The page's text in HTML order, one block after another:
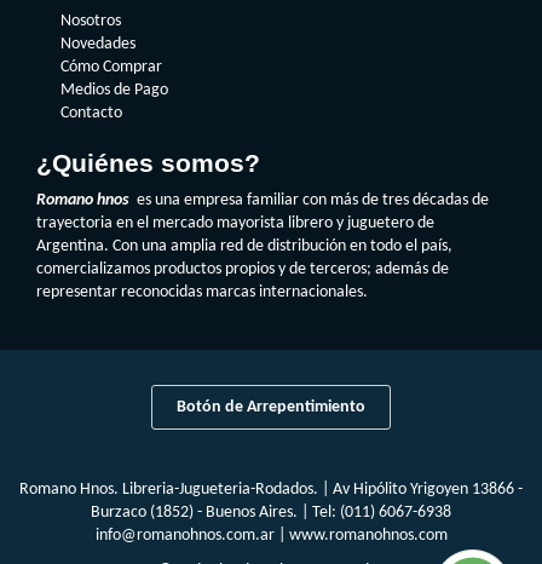
Nosotros
Novedades
Cómo Comprar
Medios de Pago
Contacto
¿Quiénes somos?
Romano hnos es una empresa familiar con más de tres décadas de
trayectoria en el mercado mayorista librero y juguetero de
Argentina. Con una amplia red de distribución en todo el país,
comercializamos productos propios y de terceros; además de
representar reconocidas marcas internacionales.
Botón de Arrepentimiento
Romano Hnos. Libreria-Jugueteria-Rodados. | Av Hipólito Yrigoyen 13866 -
Burzaco (1852) - Buenos Aires. | Tel: (011) 6067-6938
info@romanohnos.com.ar| www.romanohnos.com